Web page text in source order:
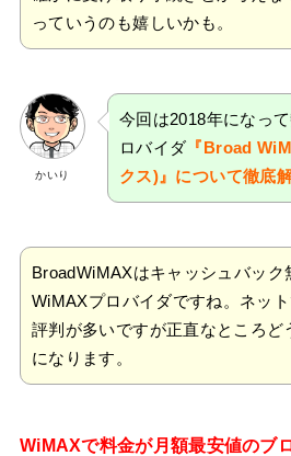
っていうのも嬉しいかも。
かいり
今回は2018年になっ
ロバイダ『Broad
クス)』について徹底
BroadWiMAXはキャッシュバック
WiMAXプロバイダですね。ネッ
評判が多いですが正直なところど
になります。
WiMAXで料金が月額最安値のブ